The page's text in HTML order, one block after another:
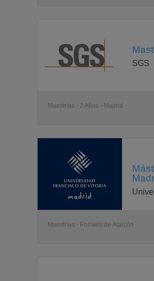
SGS
Maestrías - 2 Años - Madrid
Maestrías - Pozuelo de Alarcón